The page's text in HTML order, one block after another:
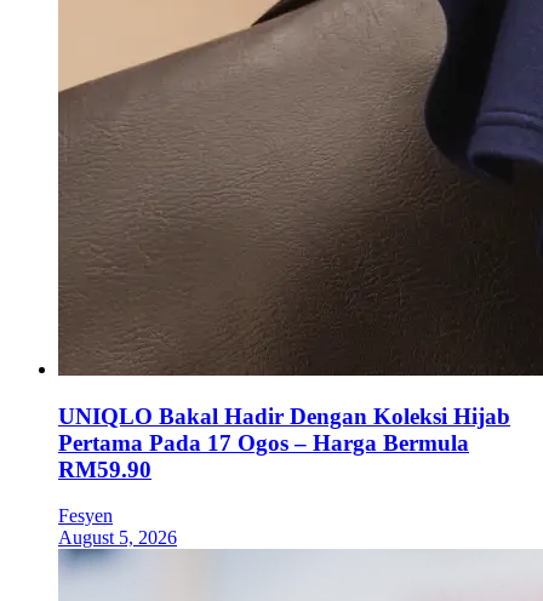
UNIQLO Bakal Hadir Dengan Koleksi Hijab
Pertama Pada 17 Ogos – Harga Bermula
RM59.90
Fesyen
August 5, 2026